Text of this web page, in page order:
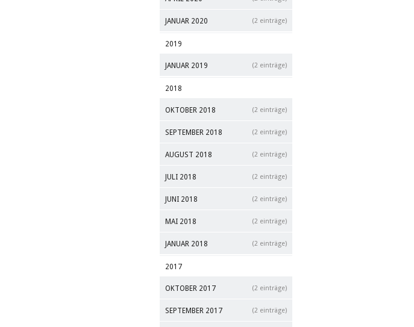
JANUAR 2020 (2 einträge)
2019
JANUAR 2019 (2 einträge)
2018
OKTOBER 2018 (2 einträge)
SEPTEMBER 2018 (2 einträge)
AUGUST 2018 (2 einträge)
JULI 2018 (2 einträge)
JUNI 2018 (2 einträge)
MAI 2018 (2 einträge)
JANUAR 2018 (2 einträge)
2017
OKTOBER 2017 (2 einträge)
SEPTEMBER 2017 (2 einträge)